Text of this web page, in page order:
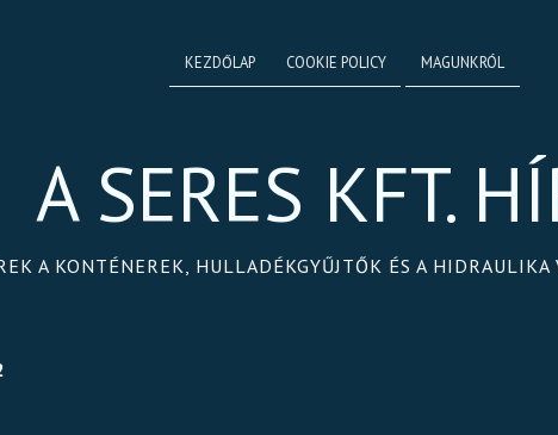
KEZDŐLAP COOKIE POLICY MAGUNKRÓL
A SERES KFT.
A KONTÉNEREK, HULLADÉKGYŰJTŐK ÉS A HIDRAULIKA